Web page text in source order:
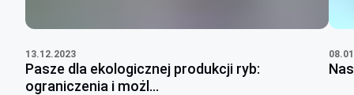
13.12.2023
Pasze dla ekologicznej produkcji ryb:
ograniczenia i możl...